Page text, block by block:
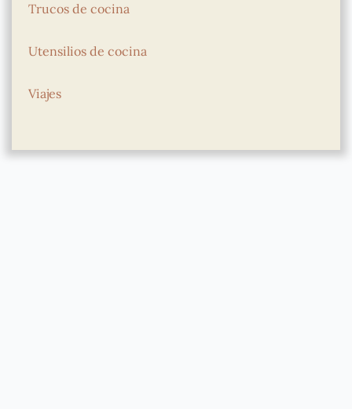
Trucos de cocina
Utensilios de cocina
Viajes